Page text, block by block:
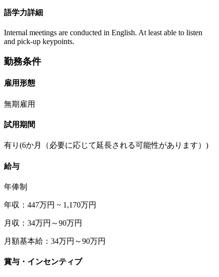
語学力詳細
Internal meetings are conducted in English. At least able to listen
and pick-up keypoints.
勤務条件
雇用形態
無期雇用
試用期間
有り(6か月（必要に応じて延長される可能性があります）)
給与
年俸制
年収：447万円 ~ 1,170万円
月収：34万円～90万円
月額基本給：34万円～90万円
賞与・インセンティブ